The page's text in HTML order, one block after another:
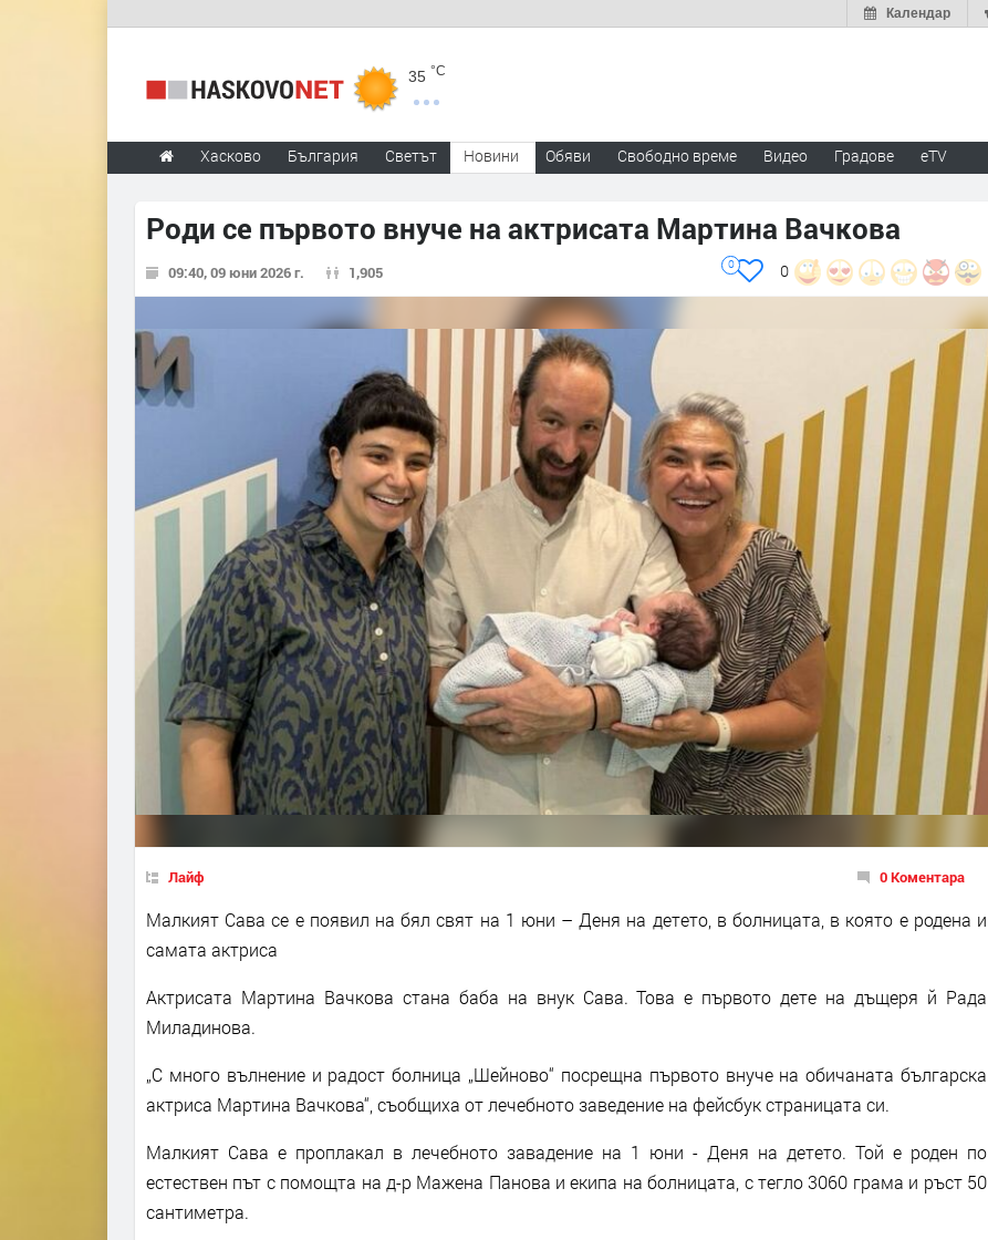
Календар
35 °C
Хасково България Светът Новини Обяви Свободно време Видео Градове eTV
Роди се първото внуче на актрисата Мартина Вачкова
09:40, 09 юни 2026 г. 1,905 0
0
Лайф 0 Коментара
Малкият Сава се е появил на бял свят на 1 юни – Деня на детето, в болницата, в която е родена и
самата актриса
Актрисата Мартина Вачкова стана баба на внук Сава. Това е първото дете на дъщеря й Рада
Миладинова.
„С много вълнение и радост болница „Шейново“ посрещна първото внуче на обичаната българска
актриса Мартина Вачкова“, съобщиха от лечебното заведение на фейсбук страницата си.
Малкият Сава е проплакал в лечебното завадение на 1 юни - Деня на детето. Той е роден по
естествен път с помощта на д-р Мажена Панова и екипа на болницата, с тегло 3060 грама и ръст 50
сантиметра.